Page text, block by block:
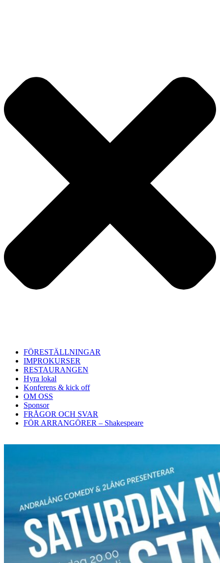
FÖRESTÄLLNINGAR
IMPROKURSER
RESTAURANGEN
Hyra lokal
Konferens & kick off
OM OSS
Sponsor
FRÅGOR OCH SVAR
FÖR ARRANGÖRER – Shakespeare